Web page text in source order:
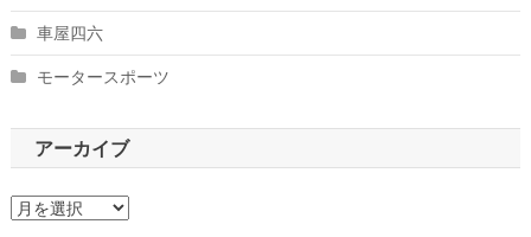
車屋四六
モータースポーツ
アーカイブ
ア